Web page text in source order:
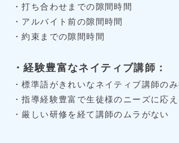
・打ち合わせまでの隙間時間
・アルバイト前の隙間時間
・約束までの隙間時間
・経験豊富なネイティブ講師：
・標準語がきれいなネイティブ講師の
・指導経験豊富で生徒様のニーズに応え
・厳しい研修を経て講師のムラがない